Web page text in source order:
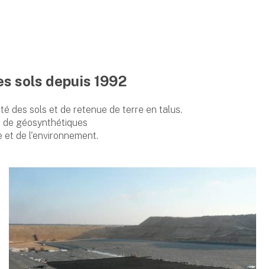
sols depuis 1992
des sols et de retenue de terre en talus.
géosynthétiques
et de l'environnement.